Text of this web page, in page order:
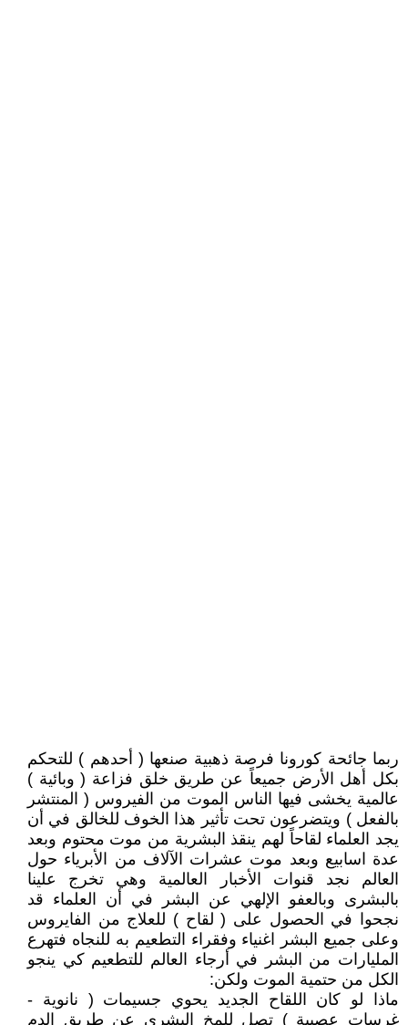
ربما جائحة كورونا فرصة ذهبية صنعها ( أحدهم ) للتحكم
بكل أهل الأرض جميعاً عن طريق خلق فزاعة ( وبائية )
عالمية يخشى فيها الناس الموت من الفيروس ( المنتشر
بالفعل ) ويتضرعون تحت تأثير هذا الخوف للخالق في أن
يجد العلماء لقاحاً لهم ينقذ البشرية من موت محتوم وبعد
عدة اسابيع وبعد موت عشرات الآلاف من الأبرياء حول
العالم نجد قنوات الأخبار العالمية وهي تخرج علينا
بالبشرى وبالعفو الإلهي عن البشر في أن العلماء قد
نجحوا في الحصول على ( لقاح ) للعلاج من الفايروس
وعلى جميع البشر اغنياء وفقراء التطعيم به للنجاه فتهرع
المليارات من البشر في أرجاء العالم للتطعيم كي ينجو
الكل من حتمية الموت ولكن:
ماذا لو كان اللقاح الجديد يحوي جسيمات ( نانوية -
غرسات عصبية ) تصل للمخ البشري عن طريق الدم